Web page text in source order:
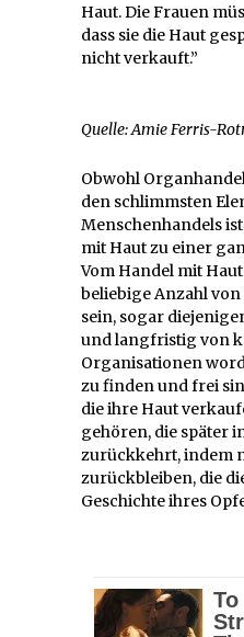
Haut. Die Frauen
dass sie die Haut
nicht verkauft.”
Quelle: Amie Ferris-
Obwohl
den schlimmsten
Menschenhandels
mit Haut zu einer
Vom Handel mit
beliebige Anzahl
sein, sogar
und langfristig von
Organisationen
zu finden und frei
die ihre Haut
gehören, die später
zurückkehrt, indem
zurückbleiben, die
Geschichte ihres